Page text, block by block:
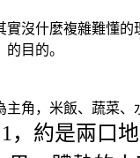
沒什麼複雜難懂
目的。
角，米飯、蔬菜
1 ，約是兩口